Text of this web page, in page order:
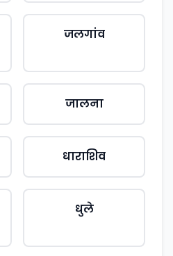
जलगांव
जालना
धाराशिव
धुले